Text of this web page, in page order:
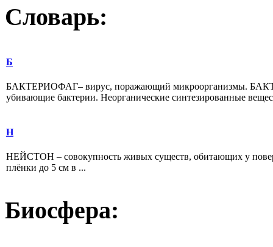
Словарь:
Б
БАКТЕРИОФАГ– вирус, поражающий микроорганизмы.
убивающие бактерии. Неорганические синтезированные
Н
НЕЙСТОН – совокупность живых существ, обитающих у
плёнки до 5 см в ...
Биосфера: